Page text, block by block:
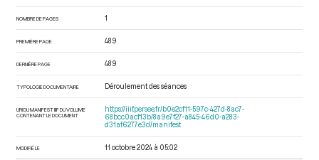
NOMBRE DE PAGES 1
PREMIÈRE PAGE 489
DERNIÈRE PAGE 489
TYPOLOGIE DOCUMENTAIRE Déroulement des séances
URI DU MANIFEST IIIF DU VOLUME
CONTENANT LE DOCUMENT
https://iiif.persee.fr/b0e2cf11-597c-427d-8ac7-
68bcc0acf13b/8a9e7f27-a845-46d0-a283-
d31af6277e3d/manifest
MODIFIÉ LE 11 octobre 2024 à 05:02